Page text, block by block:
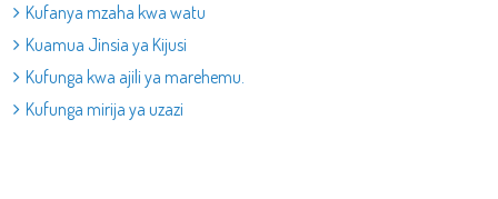
Kufanya mzaha kwa watu
Kuamua Jinsia ya Kijusi
Kufunga kwa ajili ya marehemu.
Kufunga mirija ya uzazi